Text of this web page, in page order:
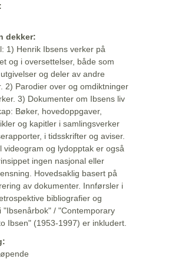
dekker:
1) Henrik Ibsens verker på
og i oversettelser, både som
og deler av andre
2) Parodier over og omdiktninger
3) Dokumenter om Ibsens liv
Bøker, hovedoppgaver,
og kapitler i samlingsverker
i tidsskrifter og aviser.
videogram og lydopptak er også
ingen nasjonal eller
Hovedsaklig basert på
av dokumenter. Innførsler i
bibliografier og
"Ibsenårbok" / "Contemporary
Ibsen" (1953-1997) er inkludert.